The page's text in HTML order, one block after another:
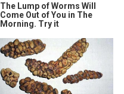
The Lump of Worms Will
Come Out of You in The
Morning. Try it